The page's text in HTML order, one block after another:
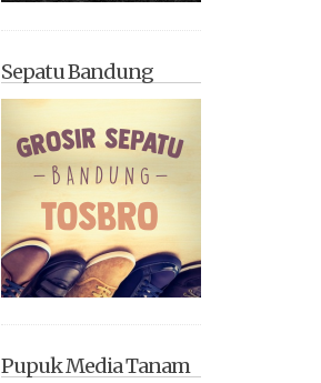
Sepatu Bandung
Pupuk Media Tanam